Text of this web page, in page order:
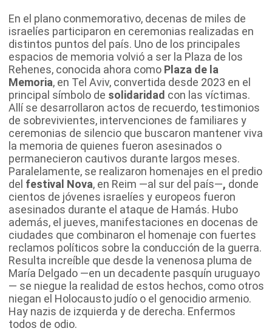
En el plano conmemorativo, decenas de miles de
israelíes participaron en ceremonias realizadas en
distintos puntos del país. Uno de los principales
espacios de memoria volvió a ser la Plaza de los
Rehenes, conocida ahora como Plaza de la
Memoria, en Tel Aviv, convertida desde 2023 en el
principal símbolo de solidaridad con las víctimas.
Allí se desarrollaron actos de recuerdo, testimonios
de sobrevivientes, intervenciones de familiares y
ceremonias de silencio que buscaron mantener viva
la memoria de quienes fueron asesinados o
permanecieron cautivos durante largos meses.
Paralelamente, se realizaron homenajes en el predio
del festival Nova, en Reim —al sur del país—, donde
cientos de jóvenes israelíes y europeos fueron
asesinados durante el ataque de Hamás. Hubo
además, el jueves, manifestaciones en docenas de
ciudades que combinaron el homenaje con fuertes
reclamos políticos sobre la conducción de la guerra.
Resulta increíble que desde la venenosa pluma de
María Delgado —en un decadente pasquín uruguayo
— se niegue la realidad de estos hechos, como otros
niegan el Holocausto judío o el genocidio armenio.
Hay nazis de izquierda y de derecha. Enfermos
todos de odio.